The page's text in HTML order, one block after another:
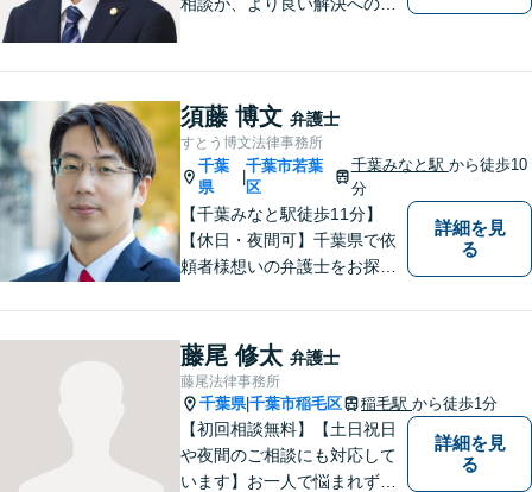
す。どんな些細なことでも構
いませんので、遠慮なくご相
談ください。
須藤 博文 弁護士
すとう博文法律事務所
千葉
県
千葉市若葉
区
千葉みなと駅 から徒歩10
分
【千葉みなと駅徒歩11分】
【休日・夜間可】千葉県で依
頼者様想いの弁護士をお探し
の経済面・精神面を大切に
し、幸福な生活を実現するた
めに努力を惜しみません。債
務整理／刑事／企業法務／交
通事故など、あらゆる問題に
対応可能◎
詳細を見
る
藤尾 修太 弁護士
藤尾法律事務所
千葉県|千葉市稲毛区 稲毛駅 から徒歩1分
【初回相談無料】【土日祝日
や夜間のご相談にも対応して
います】お一人で悩まれず、
詳細を見
る